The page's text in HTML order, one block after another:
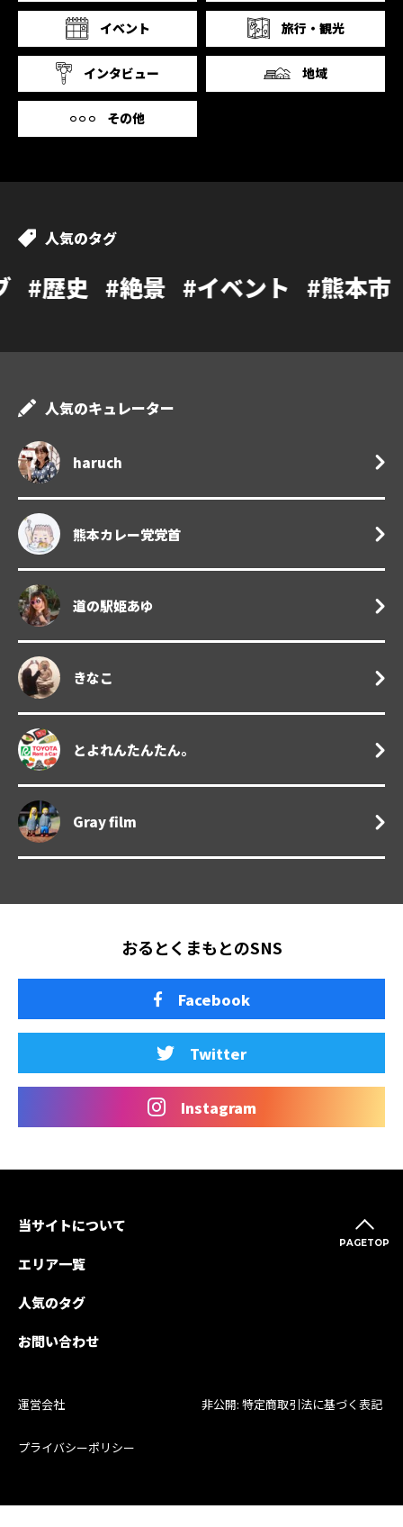
イベント 旅行・観光
インタビュー 地域
その他
人気のタグ
#絶景 #イベント #熊本市 #カフェ
人気のキュレーター
haruch
熊本カレー党党首
道の駅姫あゆ
きなこ
とよれんたんたん。
Gray film
おるとくまもとのSNS
Facebook
Twitter
Instagram
PAGETOP
当サイトについて
エリア一覧
人気のタグ
お問い合わせ
運営会社 非公開: 特定商取引法に基づく表記
プライバシーポリシー